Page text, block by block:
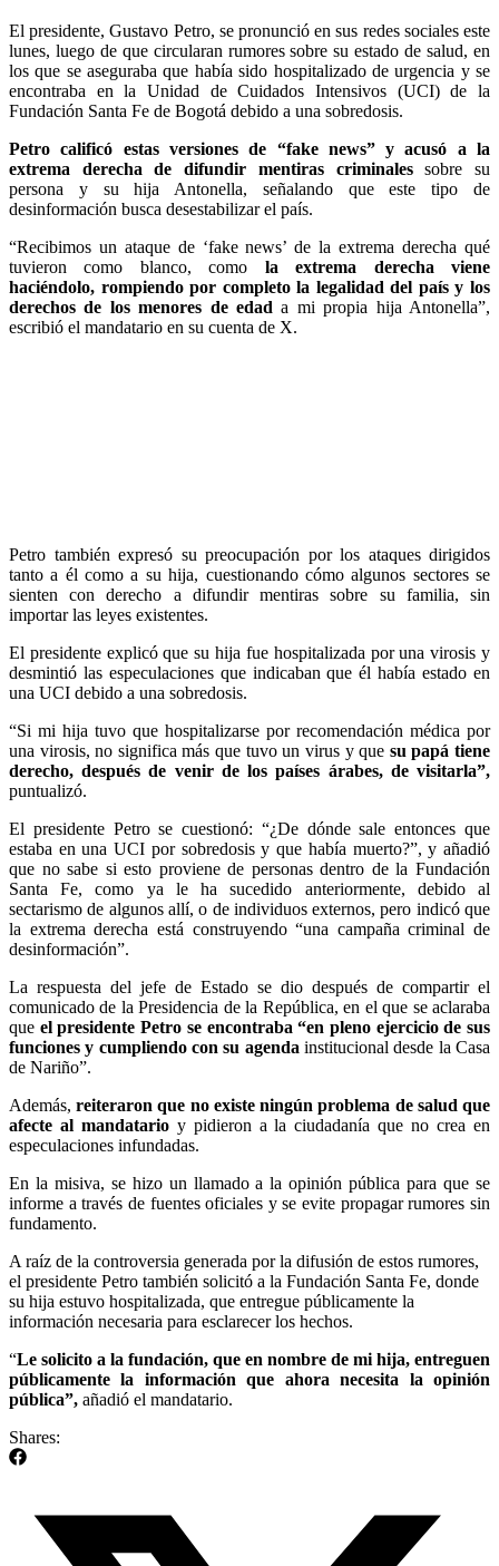
El presidente, Gustavo Petro, se pronunció en sus redes sociales este
lunes, luego de que circularan rumores sobre su estado de salud, en
los que se aseguraba que había sido hospitalizado de urgencia y se
encontraba en la Unidad de Cuidados Intensivos (UCI) de la
Fundación Santa Fe de Bogotá debido a una sobredosis.
Petro calificó estas versiones de “fake news” y acusó a la
extrema derecha de difundir mentiras criminalessobre su
persona y su hija Antonella, señalando que este tipo de
desinformación busca desestabilizar el país.
“Recibimos un ataque de ‘fake news’ de la extrema derecha qué
tuvieron como blanco, como la extrema derecha viene
haciéndolo, rompiendo por completo la legalidad del país y los
derechos de los menores de edada mi propia hija Antonella”,
escribió el mandatario en su cuenta de X.
Petro también expresó su preocupación por los ataques dirigidos
tanto a él como a su hija, cuestionando cómo algunos sectores se
sienten con derecho a difundir mentiras sobre su familia, sin
importar las leyes existentes.
El presidente explicó que su hija fue hospitalizada por una virosis y
desmintió las especulaciones que indicaban que él había estado en
una UCI debido a una sobredosis.
“Si mi hija tuvo que hospitalizarse por recomendación médica por
una virosis, no significa más que tuvo un virus y que su papá tiene
derecho, después de venir de los países árabes, de visitarla”,
puntualizó.
El presidente Petro se cuestionó: “¿De dónde sale entonces que
estaba en una UCI por sobredosis y que había muerto?”, y añadió
que no sabe si esto proviene de personas dentro de la Fundación
Santa Fe, como ya le ha sucedido anteriormente, debido al
sectarismo de algunos allí, o de individuos externos, pero indicó que
la extrema derecha está construyendo “una campaña criminal de
desinformación”.
La respuesta del jefe de Estado se dio después de compartir el
comunicado de la Presidencia de la República, en el que se aclaraba
que el presidente Petro se encontraba “en pleno ejercicio de sus
funciones y cumpliendo con su agenda institucional desde la Casa
de Nariño”.
Además,reiteraron que no existe ningún problema de salud que
afecte al mandatario y pidieron a la ciudadanía que no crea en
especulaciones infundadas.
En la misiva, se hizo un llamado a la opinión pública para que se
informe a través de fuentes oficiales y se evite propagar rumores sin
fundamento.
A raíz de la controversia generada por la difusión de estos rumores,
el presidente Petro también solicitó a la Fundación Santa Fe, donde
su hija estuvo hospitalizada, que entregue públicamente la
información necesaria para esclarecer los hechos.
“Le solicito a la fundación, que en nombre de mi hija, entreguen
públicamente la información que ahora necesita la opinión
pública”, añadió el mandatario.
Shares: